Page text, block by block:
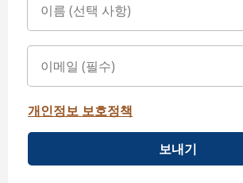
개인정보 보호정책
보내기